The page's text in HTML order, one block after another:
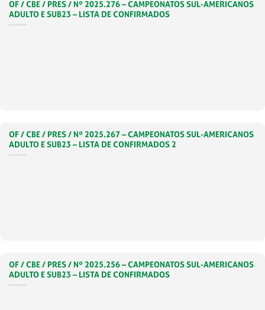
OF / CBE / PRES / Nº 2025.276 – CAMPEONATOS SUL-AMERICANOS
ADULTO E SUB23 – LISTA DE CONFIRMADOS
OF / CBE / PRES / Nº 2025.267 – CAMPEONATOS SUL-AMERICANOS
ADULTO E SUB23 – LISTA DE CONFIRMADOS 2
OF / CBE / PRES / Nº 2025.256 – CAMPEONATOS SUL-AMERICANOS
ADULTO E SUB23 – LISTA DE CONFIRMADOS